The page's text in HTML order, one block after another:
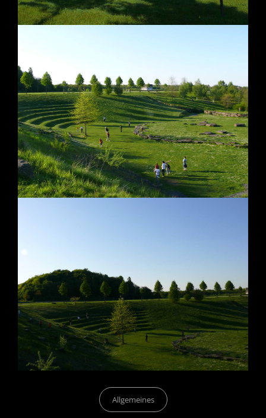
Categories
Allgemeines